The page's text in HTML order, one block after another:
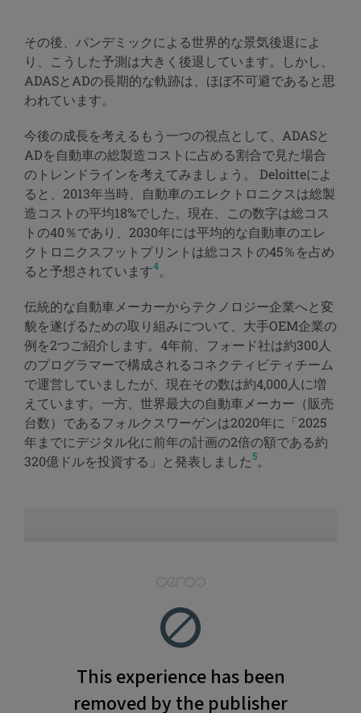
その後、パンデミックによる世界的な景気後退によ
り、こうした予測は大きく後退しています。しかし、
ADASとADの長期的な軌跡は、ほぼ不可避であると思
われています。
今後の成長を考えるもう一つの視点として、ADASと
ADを自動車の総製造コストに占める割合で見た場合
のトレンドラインを考えてみましょう。 Deloitteによ
ると、2013年当時、自動車のエレクトロニクスは総製
造コストの平均18%でした。現在、この数字は総コス
トの40％であり、2030年には平均的な自動車のエレ
クトロニクスフットプリントは総コストの45％を占め
ると予想されています4。
伝統的な自動車メーカーからテクノロジー企業へと変
貌を遂げるための取り組みについて、大手OEM企業の
例を2つご紹介します。4年前、フォード社は約300人
のプログラマーで構成されるコネクティビティチーム
で運営していましたが、現在その数は約4,000人に増
えています。一方、世界最大の自動車メーカー（販売
台数）であるフォルクスワーゲンは2020年に「2025
年までにデジタル化に前年の計画の2倍の額である約
320億ドルを投資する」と発表しました5。